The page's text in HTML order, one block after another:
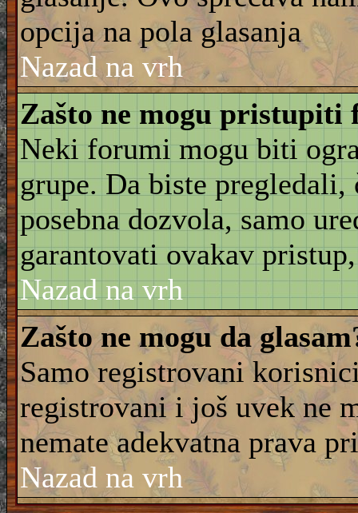
opcija na pola glasanja
Nazad na vrh
Zašto ne mogu pristupiti
Neki forumi mogu biti
grupe. Da biste
posebna dozvola, samo
garantovati ovakav
Nazad na vrh
Zašto ne mogu da
Samo registrovani
registrovani i još uvek ne
nemate adekvatna prava
Nazad na vrh